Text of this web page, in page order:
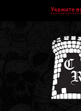
Укажите